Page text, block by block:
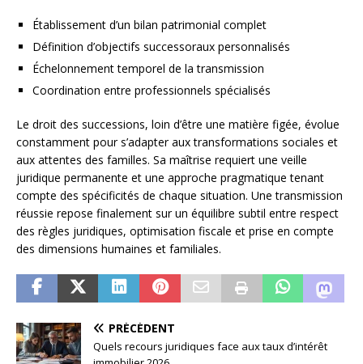
Établissement d’un bilan patrimonial complet
Définition d’objectifs successoraux personnalisés
Échelonnement temporel de la transmission
Coordination entre professionnels spécialisés
Le droit des successions, loin d’être une matière figée, évolue
constamment pour s’adapter aux transformations sociales et
aux attentes des familles. Sa maîtrise requiert une veille
juridique permanente et une approche pragmatique tenant
compte des spécificités de chaque situation. Une transmission
réussie repose finalement sur un équilibre subtil entre respect
des règles juridiques, optimisation fiscale et prise en compte
des dimensions humaines et familiales.
PRÉCÉDENT
Quels recours juridiques face aux taux d’intérêt